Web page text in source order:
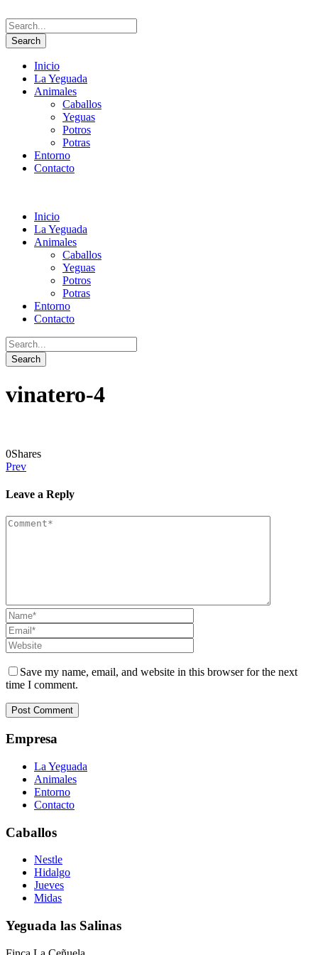
Inicio
La Yeguada
Animales
Caballos
Yeguas
Potros
Potras
Entorno
Contacto
Inicio
La Yeguada
Animales
Caballos
Yeguas
Potros
Potras
Entorno
Contacto
vinatero-4
0Shares
Prev
Leave a Reply
Save my name, email, and website in this browser for the next
time I comment.
Empresa
La Yeguada
Animales
Entorno
Contacto
Caballos
Nestle
Hidalgo
Jueves
Midas
Yeguada las Salinas